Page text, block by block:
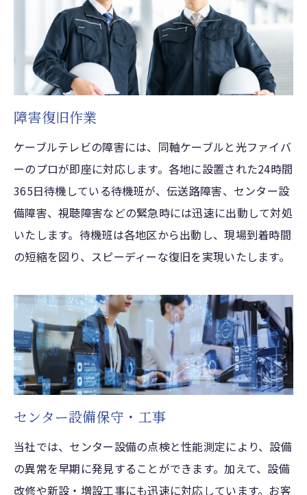
障害復旧作業
ケーブルテレビの障害には、同軸ケーブルと光ファイバ
ーのプロが即座に対応します。各地に設置された24時間
365日待機している待機班が、伝送路障害、センター設
備障害、視聴障害などの緊急時には迅速に出動して対処
いたします。待機班は各地区から出動し、現場到着時間
の短縮を図り、スピーディーな復旧を実現いたします。
センター設備保守・工事
当社では、センター設備の点検と性能測定により、設備
の異常を早期に発見することができます。加えて、設備
改修や新設・増設工事にも迅速に対応しています。お客